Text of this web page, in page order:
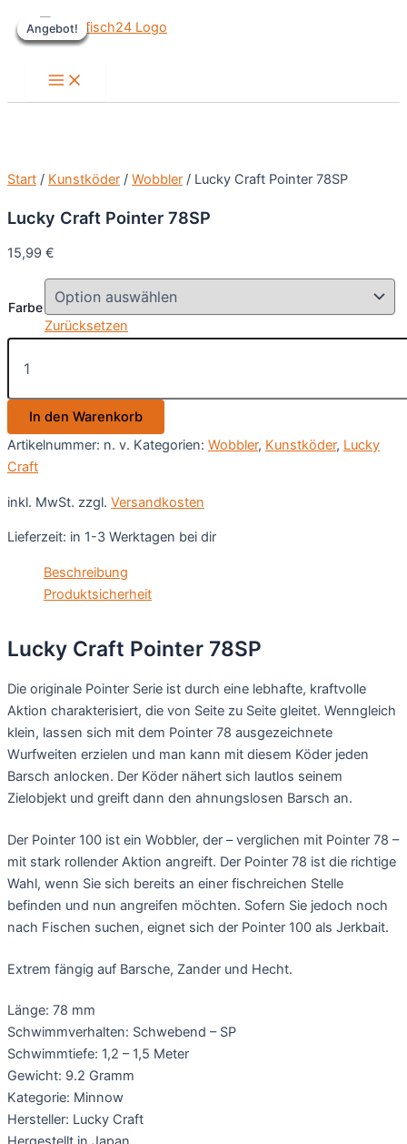
Inhalt
Main
Menu
Start / Kunstköder / Wobbler / Lucky Craft Pointer 78SP
Lucky Craft Pointer 78SP
15,99 €
Farbe
Zurücksetzen
Lucky
Craft
78SP
MengeIn den Warenkorb
Artikelnummer: n. v. Kategorien: Wobbler, Kunstköder, Lucky
Craft
inkl. MwSt. zzgl. Versandkosten
Lieferzeit: in 1-3 Werktagen bei dir
Beschreibung
Produktsicherheit
Lucky Craft Pointer 78SP
Die originale Pointer Serie ist durch eine lebhafte, kraftvolle
Aktion charakterisiert, die von Seite zu Seite gleitet. Wenngleich
klein, lassen sich mit dem Pointer 78 ausgezeichnete
Wurfweiten erzielen und man kann mit diesem Köder jeden
Barsch anlocken. Der Köder nähert sich lautlos seinem
Zielobjekt und greift dann den ahnungslosen Barsch an.
Der Pointer 100 ist ein Wobbler, der – verglichen mit Pointer 78 –
mit stark rollender Aktion angreift. Der Pointer 78 ist die richtige
Wahl, wenn Sie sich bereits an einer fischreichen Stelle
befinden und nun angreifen möchten. Sofern Sie jedoch noch
nach Fischen suchen, eignet sich der Pointer 100 als Jerkbait.
Extrem fängig auf Barsche, Zander und Hecht.
Länge: 78 mm
Schwimmverhalten: Schwebend – SP
Schwimmtiefe: 1,2 – 1,5 Meter
Gewicht: 9.2 Gramm
Kategorie: Minnow
Hersteller: Lucky Craft
Angebot!
Angebot!
Angebot!
Angebot!
Angebot!
Angebot!